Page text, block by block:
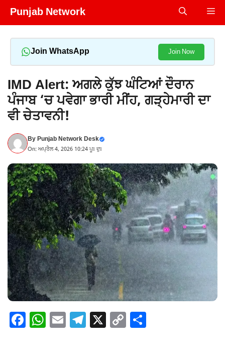
Skip
Punjab Network
Join WhatsApp Join Now
IMD Alert: ਅਗਲੇ ਕੁੱਝ ਘੰਟਿਆਂ ਦੌਰਾਨ
ਪੰਜਾਬ ‘ਚ ਪਵੇਗਾ ਭਾਰੀ ਮੀਂਹ, ਗੜ੍ਹੇਮਾਰੀ ਦਾ
ਵੀ ਚੇਤਾਵਨੀ!
ByPunjab Network Desk
On: ਅਪ੍ਰੈਲ 4, 2026 10:24 ਪੂਃ ਦੁਃ
F W E T X C